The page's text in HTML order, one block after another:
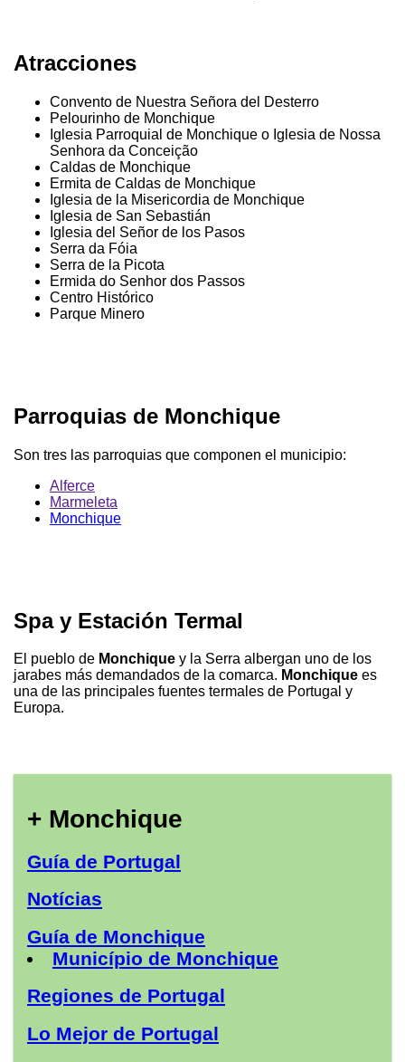
Atracciones
Convento de Nuestra Señora del Desterro
Pelourinho de Monchique
Iglesia Parroquial de Monchique o Iglesia de Nossa
Senhora da Conceição
Caldas de Monchique
Ermita de Caldas de Monchique
Iglesia de la Misericordia de Monchique
Iglesia de San Sebastián
Iglesia del Señor de los Pasos
Serra da Fóia
Serra de la Picota
Ermida do Senhor dos Passos
Centro Histórico
Parque Minero
Parroquias de Monchique
Son tres las parroquias que componen el municipio:
Alferce
Marmeleta
Monchique
Spa y Estación Termal
El pueblo de Monchique y la Serra albergan uno de los
jarabes más demandados de la comarca. Monchique es
una de las principales fuentes termales de Portugal y
Europa.
+ Monchique
Guía de Portugal
Notícias
Guía de Monchique
Município de Monchique
Regiones de Portugal
Lo Mejor de Portugal